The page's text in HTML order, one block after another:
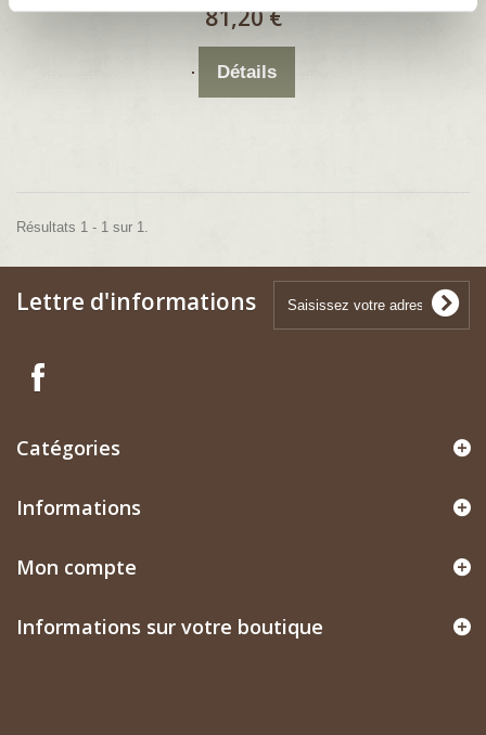
81,20 €
Détails
Résultats 1 - 1 sur 1.
Lettre d'informations
Catégories
Informations
Mon compte
Informations sur votre boutique